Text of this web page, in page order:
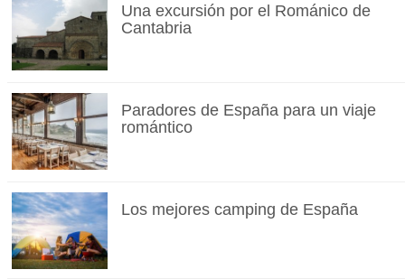
Una excursión por el Románico de
Cantabria
Paradores de España para un viaje
romántico
Los mejores camping de España